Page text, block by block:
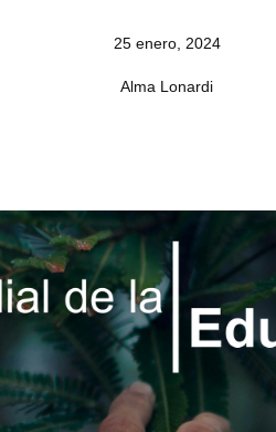
25 enero, 2024
Alma Lonardi